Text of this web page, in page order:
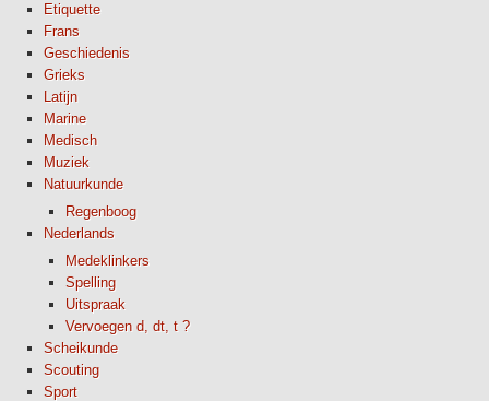
Etiquette
Frans
Geschiedenis
Grieks
Latijn
Marine
Medisch
Muziek
Natuurkunde
Regenboog
Nederlands
Medeklinkers
Spelling
Uitspraak
Vervoegen d, dt, t ?
Scheikunde
Scouting
Sport